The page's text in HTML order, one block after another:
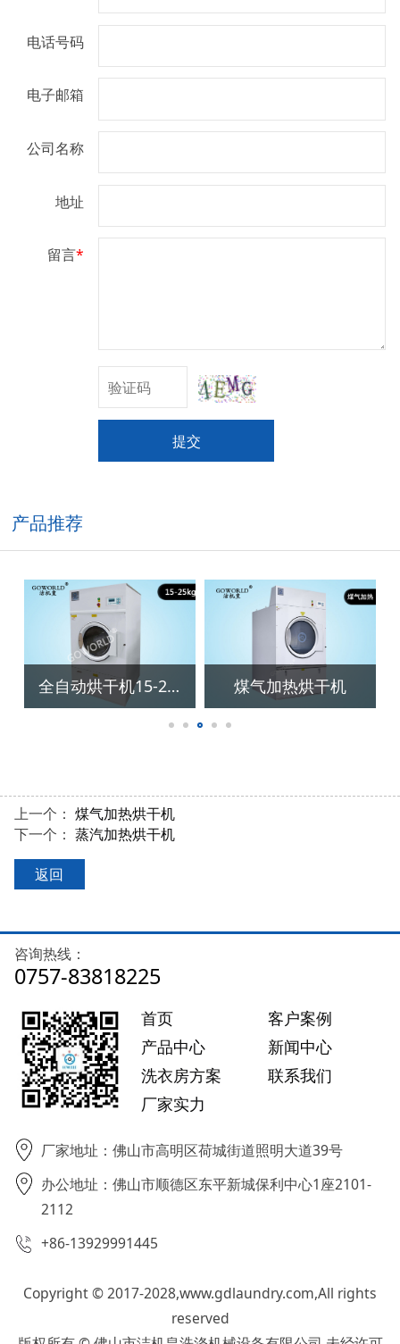
电话号码
电子邮箱
公司名称
地址
留言*
提交
产品推荐
全自动烘干机80-150KG
上一个： 煤气加热烘干机
下一个： 蒸汽加热烘干机
返回
咨询热线：
0757-83818225
首页
产品中心
洗衣房方案
厂家实力
客户案例
新闻中心
联系我们
厂家地址：佛山市高明区荷城街道照明大道39号
办公地址：佛山市顺德区东平新城保利中心1座2101-
2112
+86-13929991445
Copyright © 2017-2028,www.gdlaundry.com,All rights
reserved